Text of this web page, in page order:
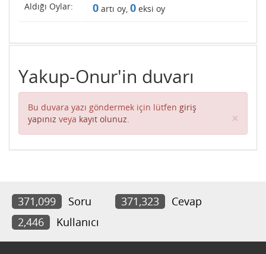
Aldığı Oylar: 0 artı oy, 0 eksi oy
Yakup-Onur'in duvarı
Bu duvara yazı göndermek için lütfen giriş
yapınız veya kayıt olunuz. ×
371,099 Soru 371,323
Cevap
2,446
Kullanıcı